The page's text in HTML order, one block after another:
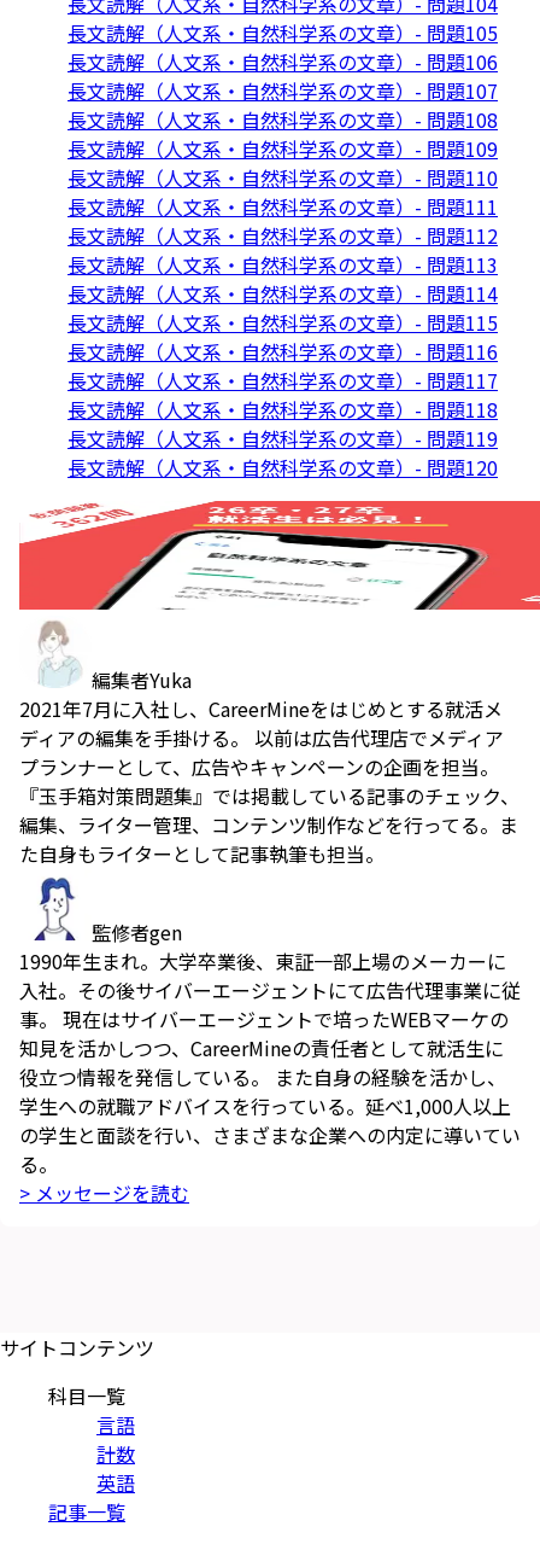
長文読解（人文系・自然科学系の文章）- 問題105
長文読解（人文系・自然科学系の文章）- 問題106
長文読解（人文系・自然科学系の文章）- 問題107
長文読解（人文系・自然科学系の文章）- 問題108
長文読解（人文系・自然科学系の文章）- 問題109
長文読解（人文系・自然科学系の文章）- 問題110
長文読解（人文系・自然科学系の文章）- 問題111
長文読解（人文系・自然科学系の文章）- 問題112
長文読解（人文系・自然科学系の文章）- 問題113
長文読解（人文系・自然科学系の文章）- 問題114
長文読解（人文系・自然科学系の文章）- 問題115
長文読解（人文系・自然科学系の文章）- 問題116
長文読解（人文系・自然科学系の文章）- 問題117
長文読解（人文系・自然科学系の文章）- 問題118
長文読解（人文系・自然科学系の文章）- 問題119
長文読解（人文系・自然科学系の文章）- 問題120
編集者Yuka
2021年7月に入社し、CareerMineをはじめとする就活メ
ディアの編集を手掛ける。 以前は広告代理店でメディア
プランナーとして、広告やキャンペーンの企画を担当。
『玉手箱対策問題集』では掲載している記事のチェック、
編集、ライター管理、コンテンツ制作などを行ってる。ま
た自身もライターとして記事執筆も担当。
監修者gen
1990年生まれ。大学卒業後、東証一部上場のメーカーに
入社。その後サイバーエージェントにて広告代理事業に従
事。 現在はサイバーエージェントで培ったWEBマーケの
知見を活かしつつ、CareerMineの責任者として就活生に
役立つ情報を発信している。 また自身の経験を活かし、
学生への就職アドバイスを行っている。延べ1,000人以上
の学生と面談を行い、さまざまな企業への内定に導いてい
る。
> メッセージを読む
サイトコンテンツ
科目一覧
言語
計数
英語
記事一覧